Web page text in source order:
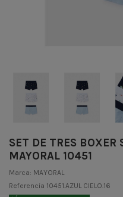
SET DE TRES
MAYORAL 10451
Marca: MAYORAL
Referencia 10451.AZUL CIELO.16